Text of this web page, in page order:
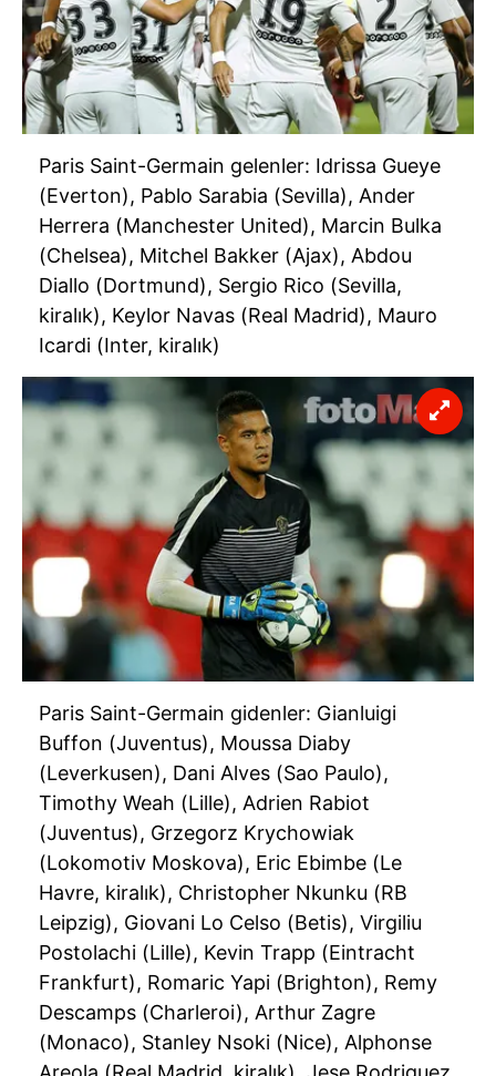
kılınması ve kişiselleştirilmesi ve sizlere yönelik
reklam/pazarlama faaliyetlerinin yapılması, amaçlarıyla
sınırlı olarak açık rızanız dahilinde kullanılacaktır.
Çerezlere ilişkin tercihlerinizi aşağıda yer alan panel
vasıtasıyla belirleyebilirsiniz. Çerezlere ilişkin detaylı bilgi
için Ayarlar butonuna tıklayabilir,
Çerez Bilgilendirme
Metnimiziziyaret edebilirsiniz.
6698 sayılı Kişisel Verilerin Korunması Kanunu uyarınca
hazırlanmış Aydınlatma Metnimizi okumak ve sitemizde
ilgili mevzuata uygun olarak kullanılan çerezlerle ilgili bilgi
almak için lütfen tıklayınız
Paris Saint-Germain gelenler: Idrissa Gueye
(Everton), Pablo Sarabia (Sevilla), Ander
Herrera (Manchester United), Marcin Bulka
(Chelsea), Mitchel Bakker (Ajax), Abdou
Diallo (Dortmund), Sergio Rico (Sevilla,
kiralık), Keylor Navas (Real Madrid), Mauro
Icardi (Inter, kiralık)
Paris Saint-Germain gidenler: Gianluigi
Buffon (Juventus), Moussa Diaby
(Leverkusen), Dani Alves (Sao Paulo),
Timothy Weah (Lille), Adrien Rabiot
(Juventus), Grzegorz Krychowiak
(Lokomotiv Moskova), Eric Ebimbe (Le
Havre, kiralık), Christopher Nkunku (RB
Leipzig), Giovani Lo Celso (Betis), Virgiliu
Postolachi (Lille), Kevin Trapp (Eintracht
Frankfurt), Romaric Yapi (Brighton), Remy
Descamps (Charleroi), Arthur Zagre
(Monaco), Stanley Nsoki (Nice), Alphonse